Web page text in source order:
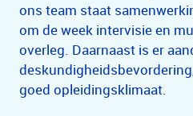
ons team staat
om de week intervisie en
overleg. Daarnaast is er
goed opleidingsklimaat.